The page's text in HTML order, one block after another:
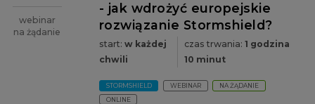
webinar
na żądanie
- jak wdrożyć europejskie
rozwiązanie Stormshield?
start: w każdej
chwili
czas trwania: 1 godzina
10 minut
STORMSHIELD WEBINAR
NA ŻĄDANIE
ONLINE